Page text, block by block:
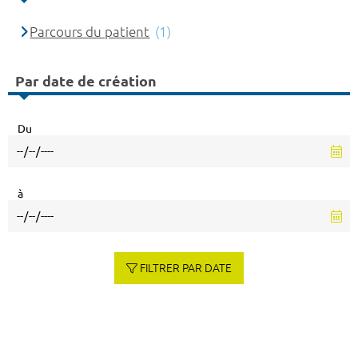
Parcours du patient (1)
Par date de création
Du
à
FILTRER PAR DATE